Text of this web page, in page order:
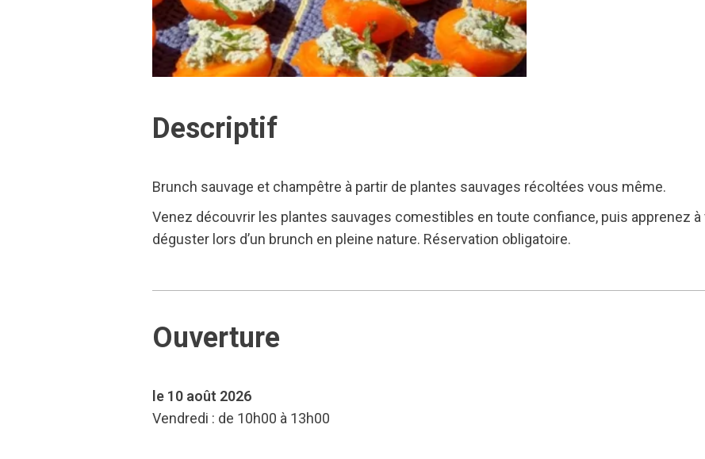
Descriptif
Brunch sauvage et champêtre à partir de plantes sauvages récoltées vous même.
Venez découvrir les plantes sauvages comestibles en toute confiance, puis apprenez
déguster lors d’un brunch en pleine nature. Réservation obligatoire.
Ouverture
le 10 août 2026
Vendredi : de 10h00 à 13h00